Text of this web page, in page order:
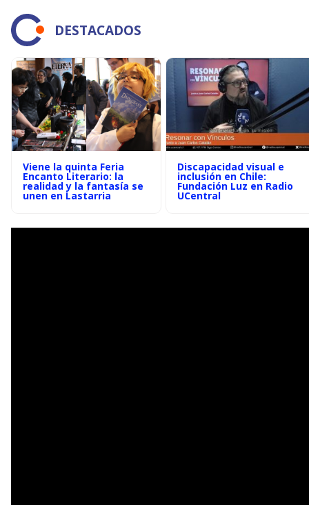
DESTACADOS
Viene la quinta Feria
Encanto Literario: la
realidad y la fantasía se
unen en Lastarria
Discapacidad visual e
inclusión en Chile:
Fundación Luz en Radio
UCentral